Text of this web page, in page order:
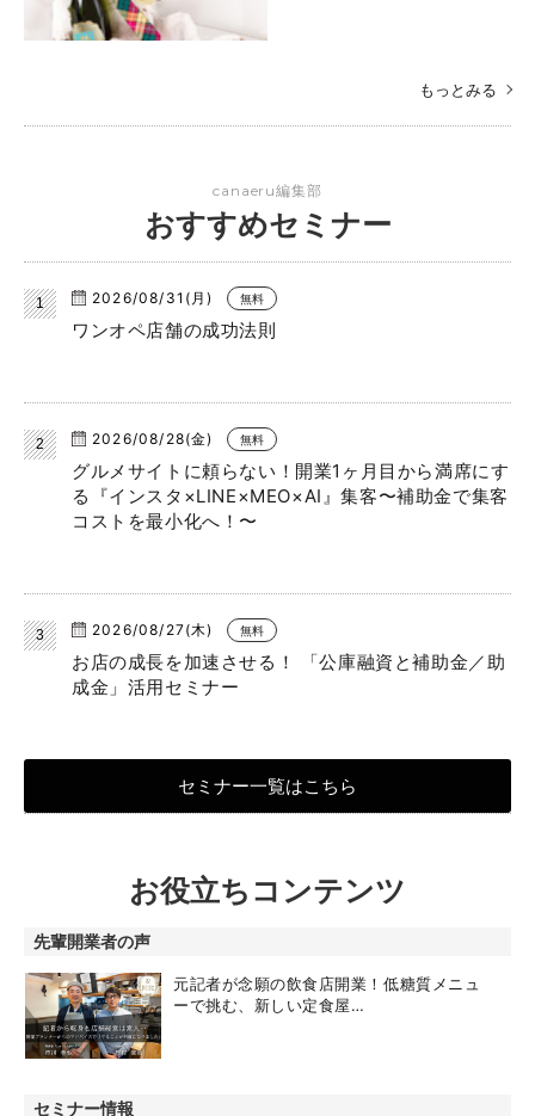
もっとみる
canaeru編集部
おすすめセミナー
2026/08/31(月) 無料
ワンオペ店舗の成功法則
2026/08/28(金) 無料
グルメサイトに頼らない！開業1ヶ月目から満席にす
る『インスタ×LINE×MEO×AI』集客〜補助金で集客
コストを最小化へ！〜
2026/08/27(木) 無料
お店の成長を加速させる！ 「公庫融資と補助金／助
成金」活用セミナー
セミナー一覧はこちら
お役立ちコンテンツ
先輩開業者の声
元記者が念願の飲食店開業！低糖質メニュ
ーで挑む、新しい定食屋…
セミナー情報